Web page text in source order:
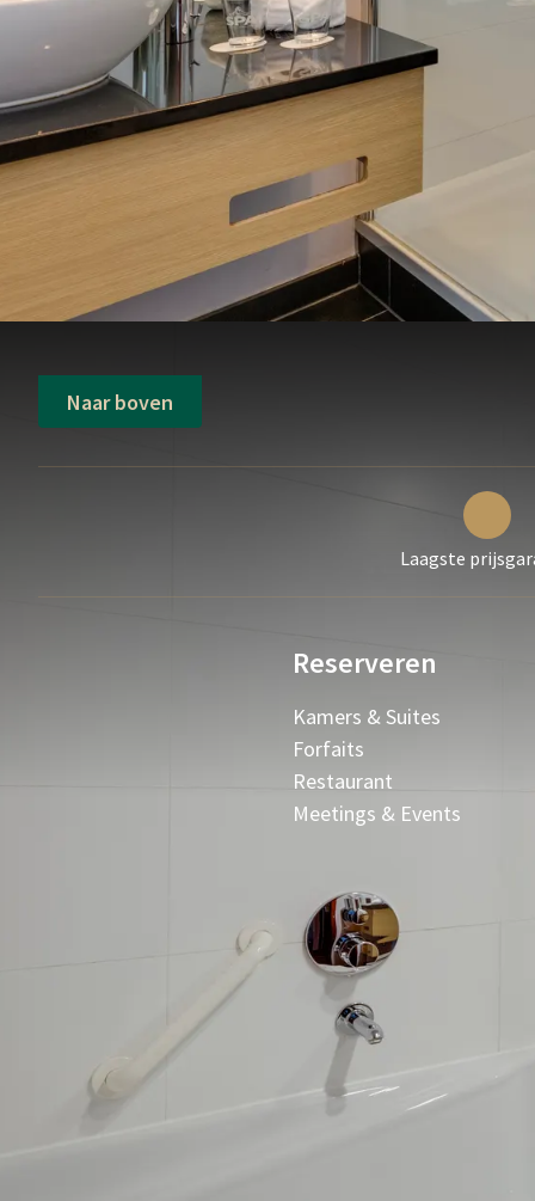
Naar boven
Laagste
Reserveren
Kamers & Suites
Forfaits
Restaurant
Meetings & Events